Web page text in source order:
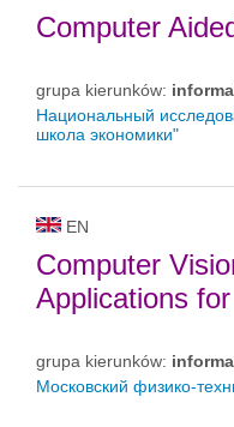
Computer
grupa kierunków:
Национальный
школа экономики"
EN
Computer
Applications
grupa kierunków:
Московский физико-